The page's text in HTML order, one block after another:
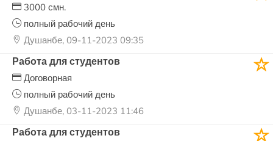
3000 смн.
полный рабочий день
Душанбе, 09-11-2023 09:35
Работа для студентов
Договорная
полный рабочий день
Душанбе, 03-11-2023 11:46
Работа для студентов